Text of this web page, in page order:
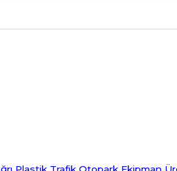
Plastik Trafik Otopark Ekipman